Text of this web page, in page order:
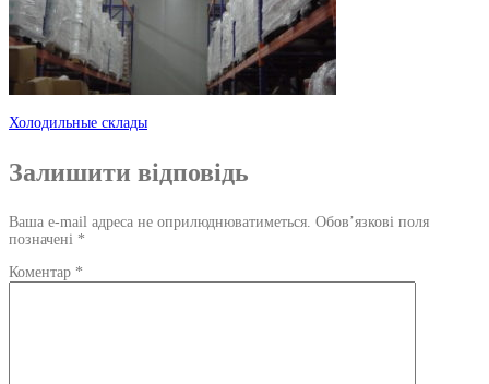
Навігація
по
запису
Холодильные склады
Залишити відповідь
Ваша e-mail адреса не оприлюднюватиметься. Обов’язкові поля
позначені *
Коментар *